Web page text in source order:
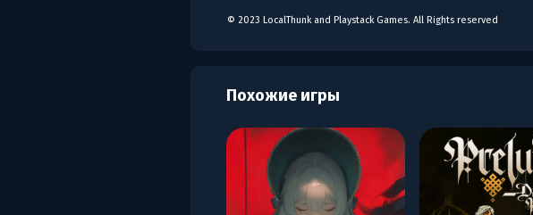
© 2023 LocalThunk and Playstack Games. All Rights reserved
Похожие игры